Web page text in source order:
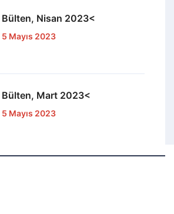
Bülten, Nisan 2023<
5 Mayıs 2023
Bülten, Mart 2023<
5 Mayıs 2023